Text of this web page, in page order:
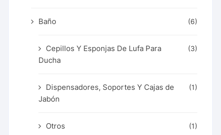
Baño (6)
Cepillos Y Esponjas De Lufa Para
Ducha
(3)
Dispensadores, Soportes Y Cajas de
Jabón
(1)
Otros (1)